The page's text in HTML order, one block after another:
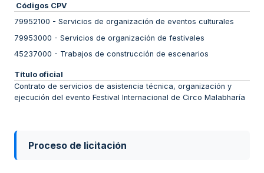
Códigos CPV
79952100 - Servicios de organización de eventos culturales
79953000 - Servicios de organización de festivales
45237000 - Trabajos de construcción de escenarios
Título oficial
Contrato de servicios de asistencia técnica, organización y
ejecución del evento Festival Internacional de Circo Malabharía
Proceso de licitación